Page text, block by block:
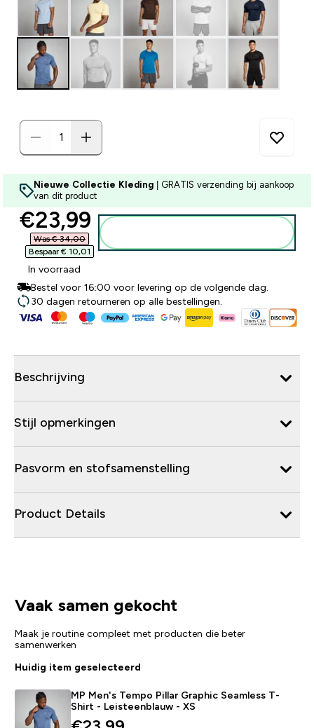
Nieuwe Collectie Kleding | GRATIS verzending bij aankoop
van dit product
discounted price
€23,99‎
Was € 34,00‎
Bespaar € 10,01‎
In voorraad
Bestel voor 16:00 voor levering op de volgende dag.
30 dagen retourneren op alle bestellingen.
Beschrijving
Stijl opmerkingen
Pasvorm en stofsamenstelling
Product Details
Vaak samen gekocht
Maak je routine compleet met producten die beter
samenwerken
Huidig item geselecteerd
MP Men's Tempo Pillar Graphic Seamless T-
Shirt - Leisteenblauw - XS